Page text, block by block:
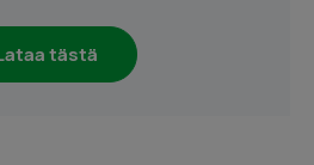
tästä